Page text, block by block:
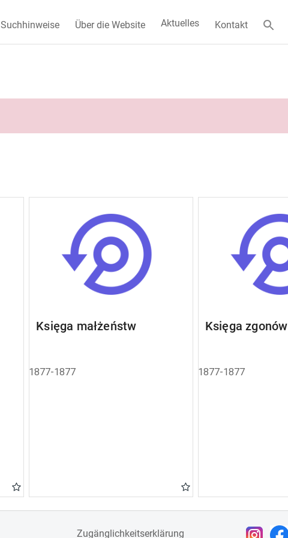
Suchhinweise Über die Website Aktuelles Kontakt
Księga małżeństw
1877-1877
Księga zgonów
1877-1877
Zugänglichkeitserklärung